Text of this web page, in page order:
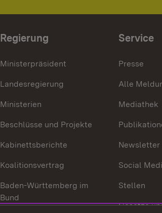
Regierung
Ministerpräsident
Landesregierung
Ministerien
Beschlüsse und Projekte
Kabinettsberichte
Koalitionsvertrag
Baden-Württemberg im
Bund
Service
Presse
Alle
Mediathek
Newsletter
Social
Stellen
Gesetze